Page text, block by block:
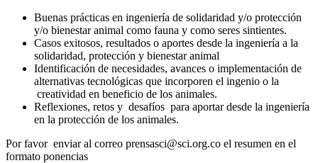
Buenas prácticas en ingeniería de solidaridad y/o protección
y/o bienestar animal como fauna y como seres sintientes.
Casos exitosos, resultados o aportes desde la ingeniería a la
solidaridad, protección y bienestar animal
Identificación de necesidades, avances o implementación de
alternativas tecnológicas que incorporen el ingenio o la
creatividad en beneficio de los animales.
Reflexiones, retos y desafíos para aportar desde la ingeniería
en la protección de los animales.
Por favor enviar al correo prensasci@sci.org.co el resumen en el
formato ponencias